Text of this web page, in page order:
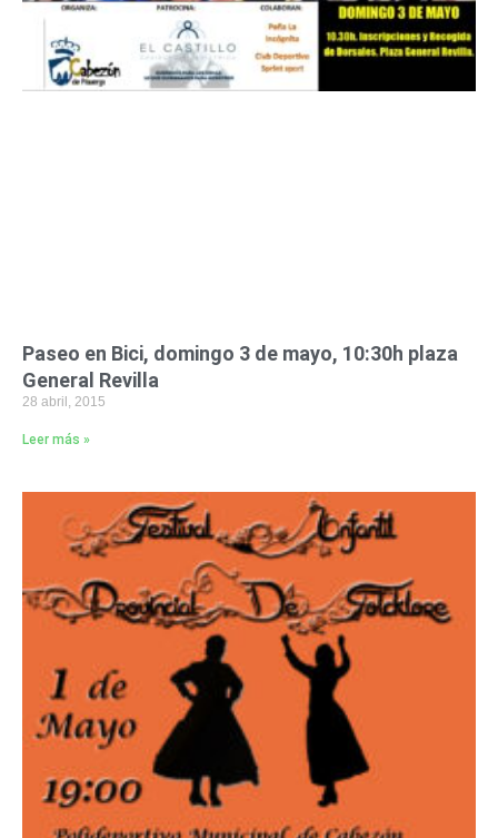
Paseo en Bici, domingo 3 de mayo, 10:30h plaza
General Revilla
28 abril, 2015
Leer más »